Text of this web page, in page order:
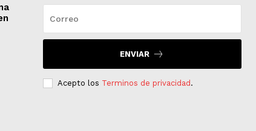
ENVIAR
Acepto los Terminos de privacidad .